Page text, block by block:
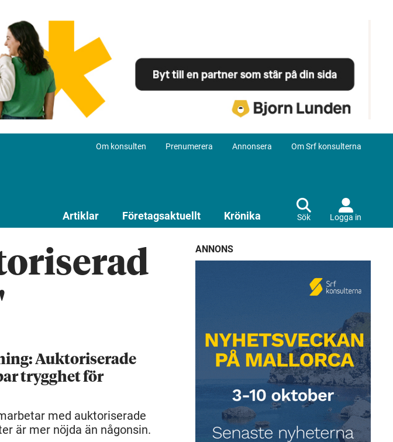
Om konsulten Prenumerera Annonsera Om Srf konsulterna
Artiklar Företagsaktuellt Krönika Sök Logga in
Auktoriserade
trygghet för
med auktoriserade
är mer nöjda än någonsin.
ANNONS